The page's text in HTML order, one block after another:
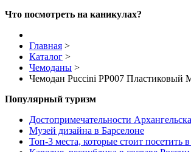
Что посмотреть на каникулах?
Главная >
Каталог >
Чемоданы >
Чемодан Puccini PP007
Популярный туризм
Достопримечательности Архангельска
Музей дизайна в Барселоне
Топ-3 места, которые стоит посетить